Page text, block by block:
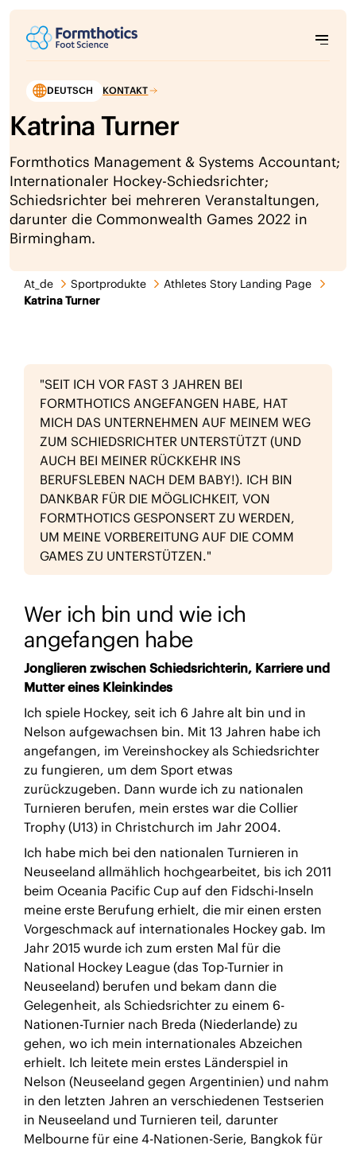
DEUTSCH KONTAKT
Katrina Turner
Formthotics Management & Systems Accountant;
Internationaler Hockey-Schiedsrichter;
Schiedsrichter bei mehreren Veranstaltungen,
darunter die Commonwealth Games 2022 in
Birmingham.
At_de Sportprodukte
Athletes Story Landing Page
Katrina Turner
"SEIT ICH VOR FAST 3 JAHREN BEI
FORMTHOTICS ANGEFANGEN HABE, HAT
MICH DAS UNTERNEHMEN AUF MEINEM WEG
ZUM SCHIEDSRICHTER UNTERSTÜTZT (UND
AUCH BEI MEINER RÜCKKEHR INS
BERUFSLEBEN NACH DEM BABY!). ICH BIN
DANKBAR FÜR DIE MÖGLICHKEIT, VON
FORMTHOTICS GESPONSERT ZU WERDEN,
UM MEINE VORBEREITUNG AUF DIE COMM
GAMES ZU UNTERSTÜTZEN."
Wer ich bin und wie ich
angefangen habe
Jonglieren zwischen Schiedsrichterin, Karriere und
Mutter eines Kleinkindes
Ich spiele Hockey, seit ich 6 Jahre alt bin und in
Nelson aufgewachsen bin. Mit 13 Jahren habe ich
angefangen, im Vereinshockey als Schiedsrichter
zu fungieren, um dem Sport etwas
zurückzugeben. Dann wurde ich zu nationalen
Turnieren berufen, mein erstes war die Collier
Trophy (U13) in Christchurch im Jahr 2004.
Ich habe mich bei den nationalen Turnieren in
Neuseeland allmählich hochgearbeitet, bis ich 2011
beim Oceania Pacific Cup auf den Fidschi-Inseln
meine erste Berufung erhielt, die mir einen ersten
Vorgeschmack auf internationales Hockey gab. Im
Jahr 2015 wurde ich zum ersten Mal für die
National Hockey League (das Top-Turnier in
Neuseeland) berufen und bekam dann die
Gelegenheit, als Schiedsrichter zu einem 6-
Nationen-Turnier nach Breda (Niederlande) zu
gehen, wo ich mein internationales Abzeichen
erhielt. Ich leitete mein erstes Länderspiel in
Nelson (Neuseeland gegen Argentinien) und nahm
in den letzten Jahren an verschiedenen Testserien
in Neuseeland und Turnieren teil, darunter
Melbourne für eine 4-Nationen-Serie, Bangkok für